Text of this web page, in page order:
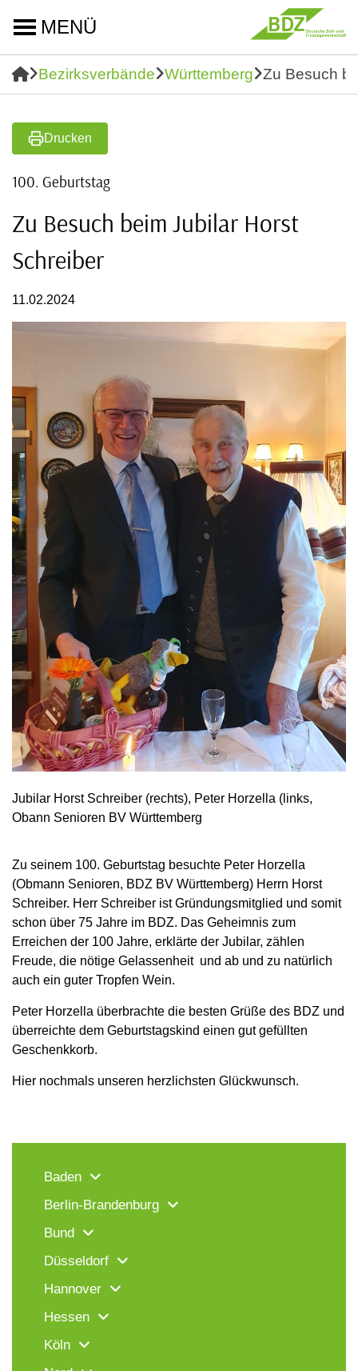
MENÜ
Bezirksverbände Württemberg Zu Besuch
Drucken
100. Geburtstag
Zu Besuch beim Jubilar Horst
Schreiber
11.02.2024
Jubilar Horst Schreiber (rechts), Peter Horzella (links,
Obann Senioren BV Württemberg
Zu seinem 100. Geburtstag besuchte Peter Horzella
(Obmann Senioren, BDZ BV Württemberg) Herrn Horst
Schreiber. Herr Schreiber ist Gründungsmitglied und somit
schon über 75 Jahre im BDZ. Das Geheimnis zum
Erreichen der 100 Jahre, erklärte der Jubilar, zählen
Freude, die nötige Gelassenheit und ab und zu natürlich
auch ein guter Tropfen Wein.
Peter Horzella überbrachte die besten Grüße des BDZ und
überreichte dem Geburtstagskind einen gut gefüllten
Geschenkkorb.
Hier nochmals unseren herzlichsten Glückwunsch.
Baden
Berlin-Brandenburg
Bund
Düsseldorf
Hannover
Hessen
Köln